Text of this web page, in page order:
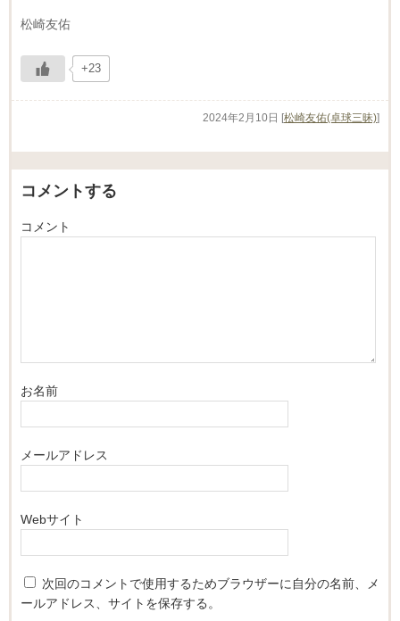
松崎友佑
+23
2024年2月10日 [松崎友佑(卓球三昧)]
コメントする
コメント
お名前
メールアドレス
Webサイト
次回のコメントで使用するためブラウザーに自分の名前、メ
ールアドレス、サイトを保存する。